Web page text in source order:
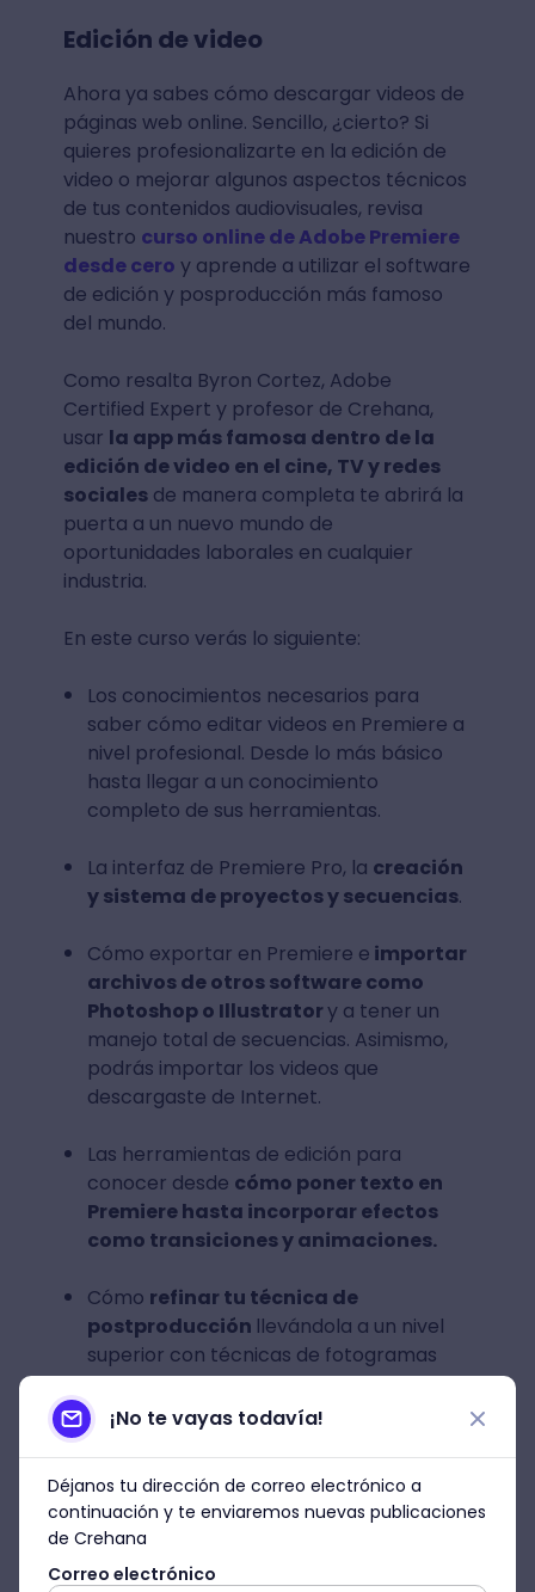
Edición de video
Ahora ya sabes cómo descargar videos de
páginas web online. Sencillo, ¿cierto? Si
quieres profesionalizarte en la edición de
video o mejorar algunos aspectos técnicos
de tus contenidos audiovisuales, revisa
nuestro curso online de Adobe Premiere
desde cero y aprende a utilizar el software
de edición y posproducción más famoso
del mundo.
Como resalta Byron Cortez, Adobe
Certified Expert y profesor de Crehana,
usar la app más famosa dentro de la
edición de video en el cine, TV y redes
socialesde manera completa te abrirá la
puerta a un nuevo mundo de
oportunidades laborales en cualquier
industria.
En este curso verás lo siguiente:
Los conocimientos necesarios para
saber cómo editar videos en Premiere a
nivel profesional. Desde lo más básico
hasta llegar a un conocimiento
completo de sus herramientas.
La interfaz de Premiere Pro, la creación
y sistema de proyectos y secuencias.
Cómo exportar en Premiere e importar
archivos de otros software como
Photoshop o Illustratory a tener un
manejo total de secuencias. Asimismo,
podrás importar los videos que
descargaste de Internet.
Las herramientas de edición para
conocer desde cómo poner texto en
Premiere hasta incorporar efectos
como transiciones y animaciones.
Cómo refinar tu técnica de
postproducción llevándola a un nivel
superior con técnicas de fotogramas
congelados, cambios de velocidad, uso
de marcadores, time remapping,
estabilización de planos y edición
Si tu objetivo de saber cómo descargar
en tus proyectos, entonces en este
¡No te vayas todavía!
Déjanos tu dirección de correo electrónico a
continuación y te enviaremos nuevas publicaciones
de Crehana
Correo electrónico